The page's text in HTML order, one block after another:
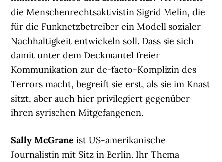
die Menschenrechtsaktivistin Sigrid Melin, die
für die Funknetzbetreiber ein Modell sozialer
Nachhaltigkeit entwickeln soll. Dass sie sich
damit unter dem Deckmantel freier
Kommunikation zur de-facto-Komplizin des
Terrors macht, begreift sie erst, als sie im Knast
sitzt, aber auch hier privilegiert gegenüber
ihren syrischen Mitgefangenen.
Sally McGrane ist US-amerikanische
Journalistin mit Sitz in Berlin. Ihr Thema